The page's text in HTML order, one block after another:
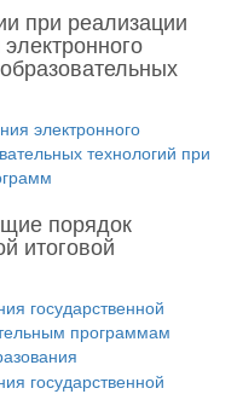
при реализации
электронного
технологий при
порядок
итоговой
государственной
программам
государственной